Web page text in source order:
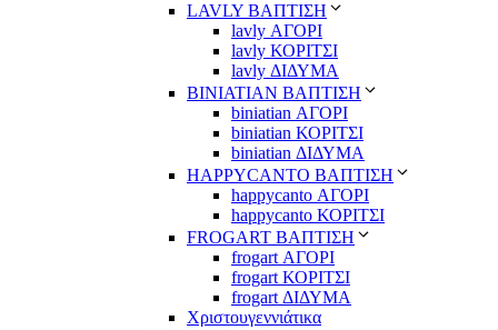
LAVLY ΒΑΠΤΙΣΗ
lavly ΑΓΟΡΙ
lavly ΚΟΡΙΤΣΙ
lavly ΔΙΔΥΜΑ
ΒΙΝΙΑΤΙΑΝ ΒΑΠΤΙΣΗ
biniatian ΑΓΟΡΙ
biniatian ΚΟΡΙΤΣΙ
biniatian ΔΙΔΥΜΑ
HAPPYCANTO ΒΑΠΤΙΣΗ
happycanto ΑΓΟΡΙ
happycanto ΚΟΡΙΤΣΙ
FROGART ΒΑΠΤΙΣΗ
frogart ΑΓΟΡΙ
frogart ΚΟΡΙΤΣΙ
frogart ΔΙΔΥΜΑ
Χριστουγεννιάτικα